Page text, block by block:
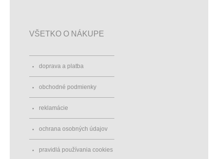
VŠETKO O NÁKUPE
doprava a platba
obchodné podmienky
reklamácie
ochrana osobných údajov
pravidlá používania cookies